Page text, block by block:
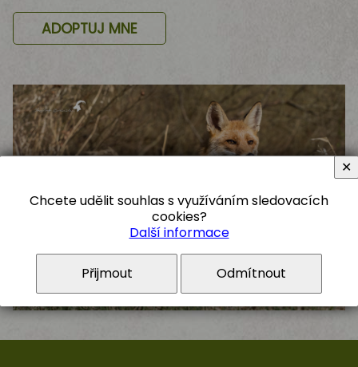
ADOPTUJ MNE
Chcete udělit souhlas s využíváním sledovacích
cookies?
Další informace
Přijmout Odmítnout
✕